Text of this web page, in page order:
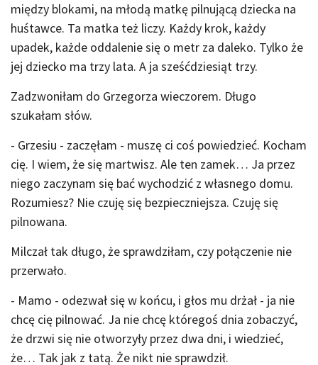
między blokami, na młodą matkę pilnującą dziecka na
huśtawce. Ta matka też liczy. Każdy krok, każdy
upadek, każde oddalenie się o metr za daleko. Tylko że
jej dziecko ma trzy lata. A ja sześćdziesiąt trzy.
Zadzwoniłam do Grzegorza wieczorem. Długo
szukałam słów.
- Grzesiu - zaczęłam - muszę ci coś powiedzieć. Kocham
cię. I wiem, że się martwisz. Ale ten zamek… Ja przez
niego zaczynam się bać wychodzić z własnego domu.
Rozumiesz? Nie czuję się bezpieczniejsza. Czuję się
pilnowana.
Milczał tak długo, że sprawdziłam, czy połączenie nie
przerwało.
- Mamo - odezwał się w końcu, i głos mu drżał - ja nie
chcę cię pilnować. Ja nie chcę któregoś dnia zobaczyć,
że drzwi się nie otworzyły przez dwa dni, i wiedzieć,
że… Tak jak z tatą. Że nikt nie sprawdził.